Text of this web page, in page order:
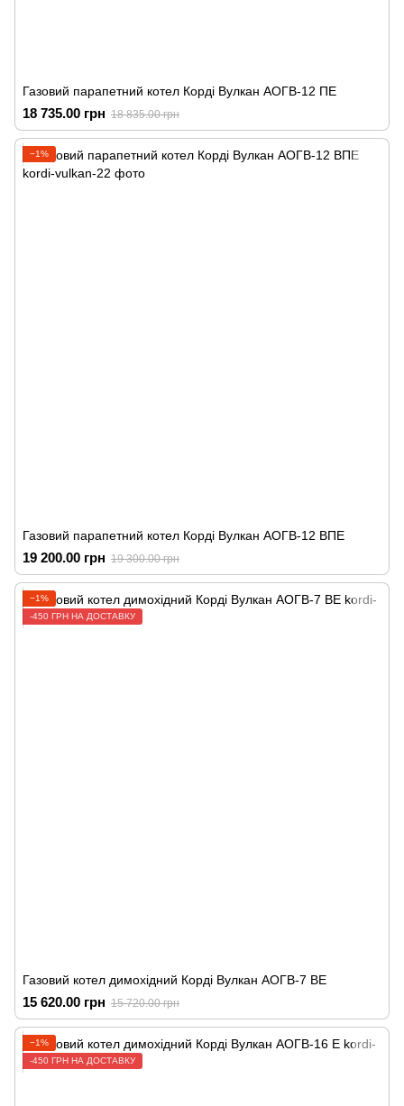
Газовий парапетний котел Корді Вулкан АОГВ-12 ПЕ
18 735.00 грн 18 835.00 грн
−1%
Газовий парапетний котел Корді Вулкан АОГВ-12 ВПЕ
19 200.00 грн 19 300.00 грн
−1%
-450 ГРН НА ДОСТАВКУ
Газовий котел димохідний Корді Вулкан АОГВ-7 ВЕ
15 620.00 грн 15 720.00 грн
−1%
-450 ГРН НА ДОСТАВКУ